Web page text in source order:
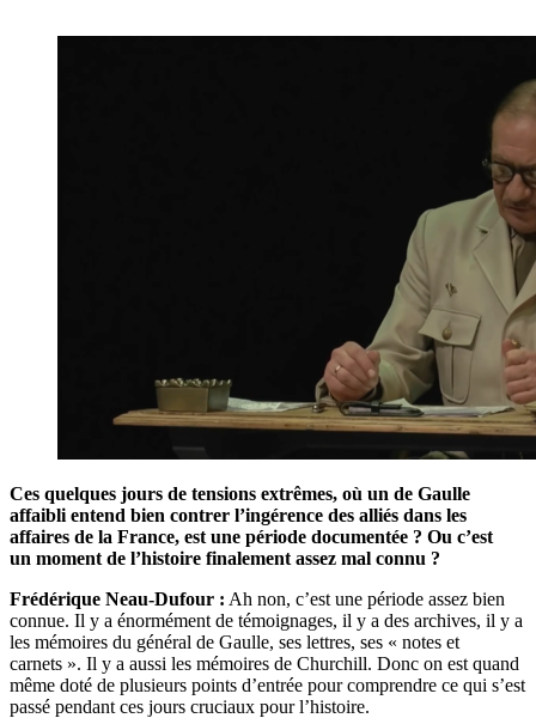
Ces quelques jours de tensions extrêmes, où un de Gaulle
affaibli entend bien contrer l’ingérence des alliés dans les
affaires de la France, est une période documentée ? Ou c’est
un moment de l’histoire finalement assez mal connu ?
Frédérique Neau-Dufour : Ah non, c’est une période assez bien
connue. Il y a énormément de témoignages, il y a des archives, il y a
les mémoires du général de Gaulle, ses lettres, ses « notes et
carnets ». Il y a aussi les mémoires de Churchill. Donc on est quand
même doté de plusieurs points d’entrée pour comprendre ce qui s’est
passé pendant ces jours cruciaux pour l’histoire.